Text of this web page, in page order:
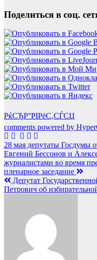
Поделиться в соц.
РќСЂР°РІРёС‚СЃСЏ
comments powered by
Навигация
по
записям
28 мая депутаты
Евгений Бессонов и
журналистами во время
пленарное заседание
Депутат
Петрович об